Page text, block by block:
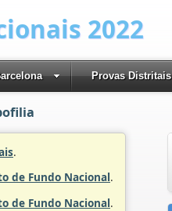
2022
Provas Distritais
.
de Fundo Nacional.
de Fundo Nacional.